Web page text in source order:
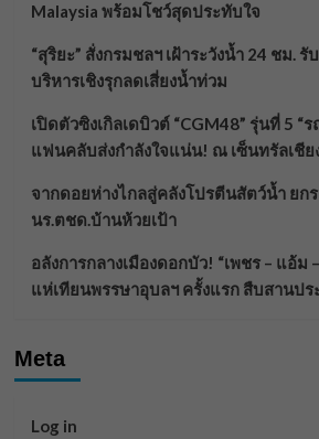
Malaysia พร้อมโชว์สุดประทับใจ
“สุริยะ” สั่งกรมชลฯ เฝ้าระวังน้ำ 24 ชม.
บริหารเชิงรุกลดเสี่ยงน้ำท่วม
เปิดตัวซิงเกิลเดบิวต์ “CGM48” รุ่นที่ 5 “
แฟนคลับส่งกำลังใจแน่น! ณ เซ็นทรัลเชีย
จากดอยห่างไกลสู่คลังโปรตีนสัตว์น้ำ ย
นร.ตชด.บ้านห้วยเป้า
อลังการกลางเมืองดอกบัว! “เพชร – แอ้ม
แห่เทียนพรรษาอุบลฯ ครั้งแรก สืบสานปร
Meta
Log in